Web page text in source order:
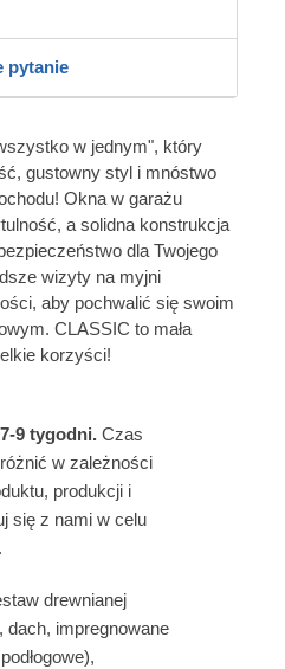
pytanie
w jednym", który
gustowny styl i mnóstwo
Okna w garażu
a solidna konstrukcja
dla Twojego
wizyty na myjni
aby pochwalić się swoim
CLASSIC to mała
korzyści!
9 tygodni. Czas
w zależności
produkcji i
się z nami w celu
drewnianej
dach, impregnowane